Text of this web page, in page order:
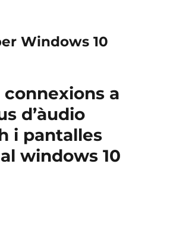
Windows 10
a
d’àudio
i pantalles
windows 10